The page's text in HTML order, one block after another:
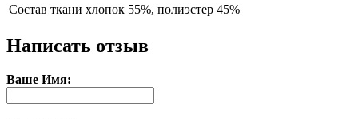
Состав ткани хлопок 55%, полиэстер 45%
Написать отзыв
Ваше Имя: